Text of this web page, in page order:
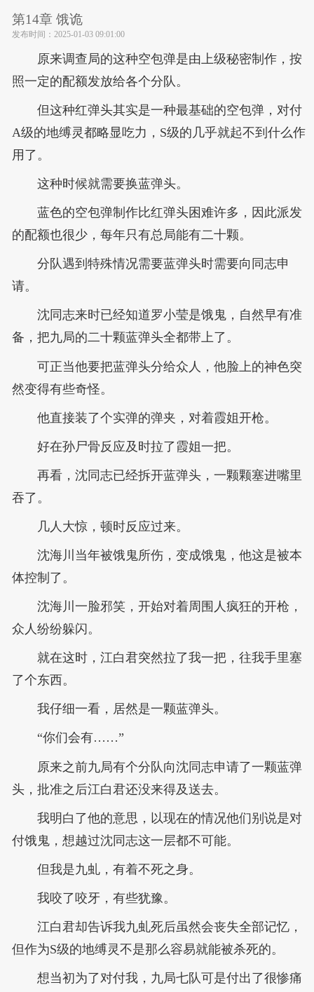
第14章 饿诡
发布时间： 2025-01-03 09:01:00
原来调查局的这种空包弹是由上级秘密制作，按
照一定的配额发放给各个分队。
但这种红弹头其实是一种最基础的空包弹，对付
A级的地缚灵都略显吃力，S级的几乎就起不到什么作
用了。
这种时候就需要换蓝弹头。
蓝色的空包弹制作比红弹头困难许多，因此派发
的配额也很少，每年只有总局能有二十颗。
分队遇到特殊情况需要蓝弹头时需要向同志申
请。
沈同志来时已经知道罗小莹是饿鬼，自然早有准
备，把九局的二十颗蓝弹头全都带上了。
可正当他要把蓝弹头分给众人，他脸上的神色突
然变得有些奇怪。
他直接装了个实弹的弹夹，对着霞姐开枪。
好在孙尸骨反应及时拉了霞姐一把。
再看，沈同志已经拆开蓝弹头，一颗颗塞进嘴里
吞了。
几人大惊，顿时反应过来。
沈海川当年被饿鬼所伤，变成饿鬼，他这是被本
体控制了。
沈海川一脸邪笑，开始对着周围人疯狂的开枪，
众人纷纷躲闪。
就在这时，江白君突然拉了我一把，往我手里塞
了个东西。
我仔细一看，居然是一颗蓝弹头。
“你们会有……”
原来之前九局有个分队向沈同志申请了一颗蓝弹
头，批准之后江白君还没来得及送去。
我明白了他的意思，以现在的情况他们别说是对
付饿鬼，想越过沈同志这一层都不可能。
但我是九虬，有着不死之身。
我咬了咬牙，有些犹豫。
江白君却告诉我九虬死后虽然会丧失全部记忆，
但作为S级的地缚灵不是那么容易就能被杀死的。
想当初为了对付我，九局七队可是付出了很惨痛